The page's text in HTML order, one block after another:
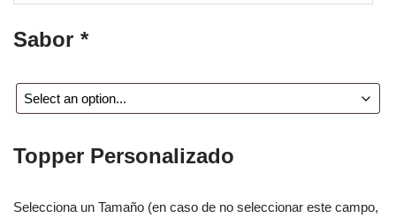
Sabor *
Topper Personalizado
Selecciona un Tamaño (en caso de no seleccionar este campo,